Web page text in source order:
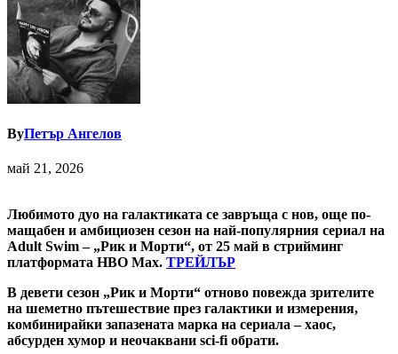
ByПетър Ангелов
май 21, 2026
Любимото дуо на галактиката се завръща с нов, още по-
мащабен и амбициозен сезон на най-популярния сериал на
Adult Swim – „Рик и Морти“, от 25 май в стрийминг
платформата HBO Max. ТРЕЙЛЪР
В девети сезон „Рик и Морти“ отново повежда зрителите
на шеметно пътешествие през галактики и измерения,
комбинирайки запазената марка на сериала – хаос,
абсурден хумор и неочаквани sci-fi обрати.